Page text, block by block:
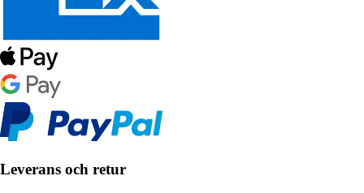
Leverans och retur